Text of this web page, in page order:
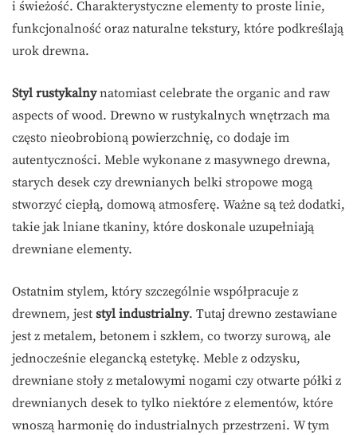
i świeżość. Charakterystyczne elementy to proste linie,
funkcjonalność oraz naturalne tekstury, które podkreślają
urok drewna.
Styl rustykalnynatomiast celebrate the organic and raw
aspects of wood. Drewno w rustykalnych wnętrzach ma
często nieobrobioną powierzchnię, co dodaje im
autentyczności. Meble wykonane z masywnego drewna,
starych desek czy drewnianych belki stropowe mogą
stworzyć ciepłą, domową atmosferę. Ważne są też dodatki,
takie jak lniane tkaniny, które doskonale uzupełniają
drewniane elementy.
Ostatnim stylem, który szczególnie współpracuje z
drewnem, jest styl industrialny. Tutaj drewno zestawiane
jest z metalem, betonem i szkłem, co tworzy surową, ale
jednocześnie elegancką estetykę. Meble z odzysku,
drewniane stoły z metalowymi nogami czy otwarte półki z
drewnianych desek to tylko niektóre z elementów, które
wnoszą harmonię do industrialnych przestrzeni. W tym